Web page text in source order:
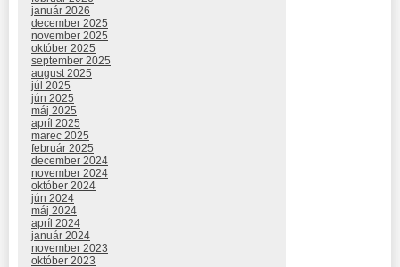
január 2026
december 2025
november 2025
október 2025
september 2025
august 2025
júl 2025
jún 2025
máj 2025
apríl 2025
marec 2025
február 2025
december 2024
november 2024
október 2024
jún 2024
máj 2024
apríl 2024
január 2024
november 2023
október 2023